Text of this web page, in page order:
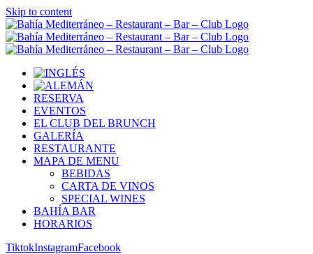
Skip to content
RESERVA
EVENTOS
EL CLUB DEL BRUNCH
GALERÍA
RESTAURANTE
MAPA DE MENU
BEBIDAS
CARTA DE VINOS
SPECIAL WINES
BAHÍA BAR
HORARIOS
TiktokInstagramFacebook